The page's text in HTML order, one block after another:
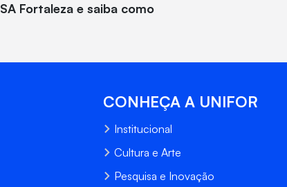
Fortaleza e saiba como
CONHEÇA A UNIFOR
Institucional
Cultura e Arte
Pesquisa e Inovação